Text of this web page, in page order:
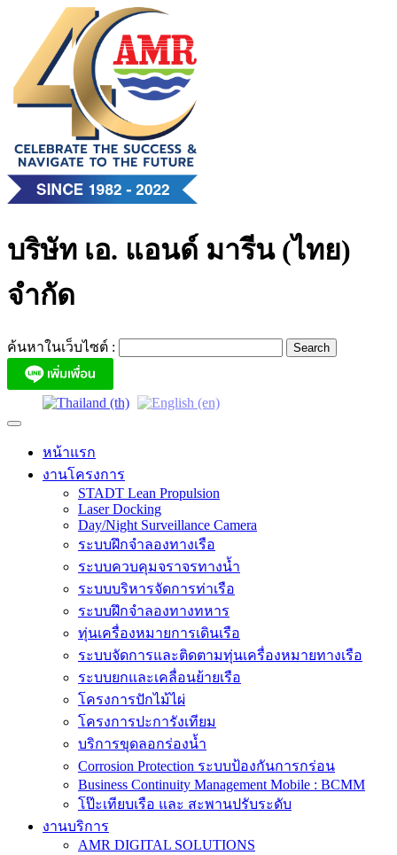
content
บริษัท เอ. แอนด์ มารีน (ไทย)
จำกัด
ค้นหาในเว็บไซต์ :
หน้าแรก
งานโครงการ
STADT Lean Propulsion
Laser Docking
Day/Night Surveillance Camera
ระบบฝึกจำลองทางเรือ
ระบบควบคุมจราจรทางน้ำ
ระบบบริหารจัดการท่าเรือ
ระบบฝึกจำลองทางทหาร
ทุ่นเครื่องหมายการเดินเรือ
ระบบจัดการและติดตามทุ่นเครื่องหมายทางเรือ
ระบบยกและเคลื่อนย้ายเรือ
โครงการปักไม้ไผ่
โครงการปะการังเทียม
บริการขุดลอกร่องน้ำ
Corrosion Protection ระบบป้องกันการกร่อน
Business Continuity Management Mobile : BCMM
โป๊ะเทียบเรือ และ สะพานปรับระดับ
งานบริการ
AMR DIGITAL SOLUTIONS